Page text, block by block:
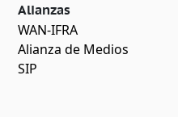
Alianzas
WAN-IFRA
Alianza de Medios
SIP